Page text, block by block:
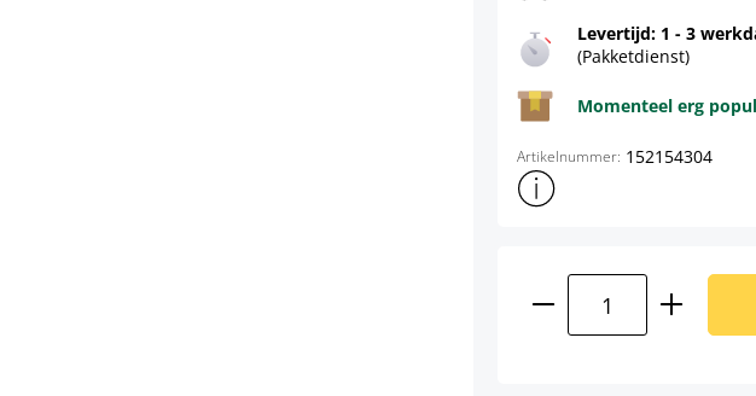
Levertijd: 1 - 3
(Pakketdienst)
Momenteel erg
Artikelnummer: 152154304
Toon meer productinformatie